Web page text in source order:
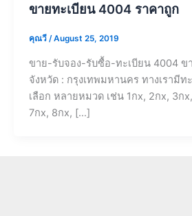
ขายทะเบียน 4004 ราคาถูก
คุณวี /August 25, 2019
ขาย-รับจอง-รับซื้อ-ทะเบียน 4004 ข
จังหวัด : กรุงเทพมหานคร ทางเรามีท
เลือก หลายหมวด เช่น 1กx, 2กx, 3ก
7กx, 8กx, […]